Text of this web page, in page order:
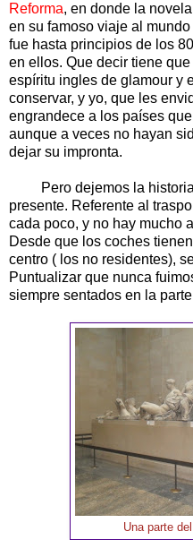
Reforma, en donde la
en su famoso viaje al
fue hasta principios de los
en ellos. Que decir tiene
espíritu ingles de glamour y
conservar, y yo, que les
engrandece a los países
aunque a veces no hayan
dejar su impronta.
Pero dejemos la historia
presente. Referente al
cada poco, y no hay mucho
Desde que los coches
centro ( los no residentes),
Puntualizar que nunca
siempre sentados en la
Una parte